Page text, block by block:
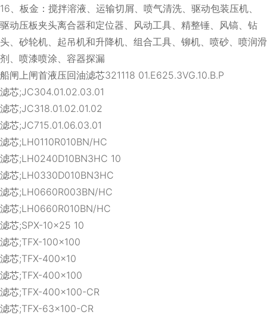
16、板金：搅拌溶液、运输切屑、喷气清洗、驱动包装压机、
驱动压板夹头离合器和定位器、风动工具、精整锤、风镐、钻
头、砂轮机、起吊机和升降机、组合工具、铆机、喷砂、喷润滑
剂、喷漆喷涂、容器探漏
船闸上闸首液压回油滤芯321118 01.E625.3VG.10.B.P
滤芯;JC304.01.02.03.01
滤芯;JC318.01.02.01.02
滤芯;JC715.01.06.03.01
滤芯;LH0110R010BN/HC
滤芯;LH0240D10BN3HC 10
滤芯;LH0330D010BN3HC
滤芯;LH0660R003BN/HC
滤芯;LH0660R010BN/HC
滤芯;SPX-10×25 10
滤芯;TFX-100×100
滤芯;TFX-400×10
滤芯;TFX-400×100
滤芯;TFX-400×100-CR
滤芯;TFX-63×100-CR